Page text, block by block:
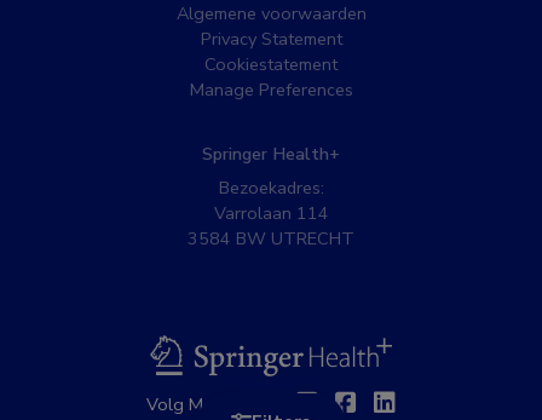
Algemene voorwaarden
Privacy Statement
Cookiestatement
Manage Preferences
Springer Health+
Bezoekadres:
Varrolaan 114
3584 BW UTRECHT
BSL
Volg MedNet op: TwitterFacebook
Linkedin